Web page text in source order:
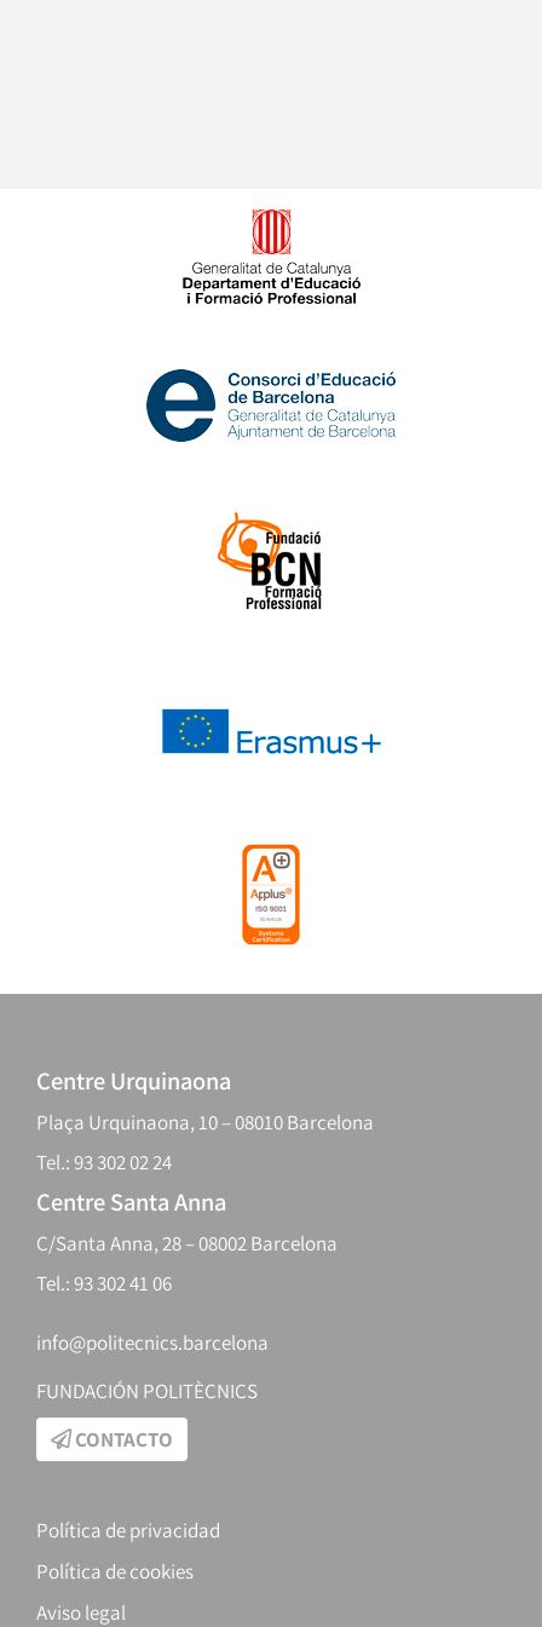
Centre Urquinaona
Plaça Urquinaona, 10 – 08010 Barcelona
Tel.: 93 302 02 24
Centre Santa Anna
C/Santa Anna, 28 – 08002 Barcelona
Tel.: 93 302 41 06
info@politecnics.barcelona
FUNDACIÓN POLITÈCNICS
CONTACTO
Política de privacidad
Política de cookies
Aviso legal